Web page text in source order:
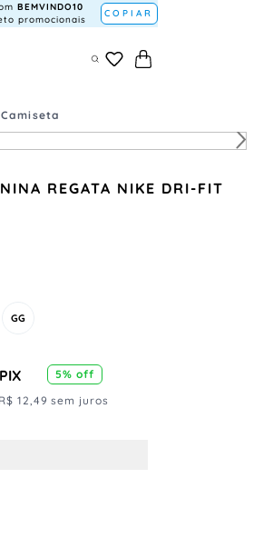
BEMVINDO10
promocionais
COPIAR
Camiseta
REGATA NIKE DRI-FIT
GG
5% off
R$ 12,49 sem juros